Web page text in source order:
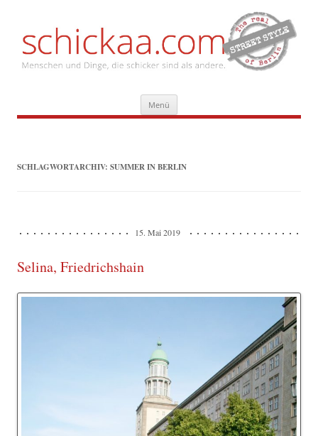
Menü Inhalt
springen
SCHLAGWORTARCHIV: SUMMER IN BERLIN
15. Mai 2019
Selina, Friedrichshain